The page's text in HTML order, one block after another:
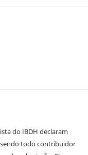
do IBDH declaram
todo contribuidor